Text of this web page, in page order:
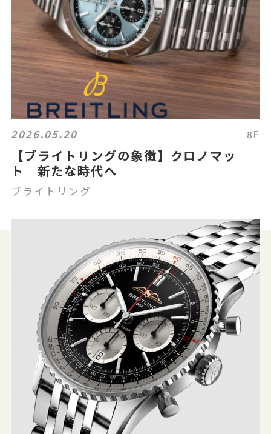
2026.05.20 8F
【ブライトリングの象徴】クロノマッ
ト 新たな時代へ
ブライトリング